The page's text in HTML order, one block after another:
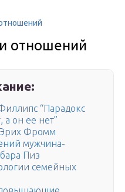
отношений
“Парадокс
а он ее нет”
Эрих Фромм
мужчина-
Пиз
семейных